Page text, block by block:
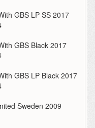
GBS LP SS 2017
GBS Black 2017
GBS LP Black 2017
Sweden 2009